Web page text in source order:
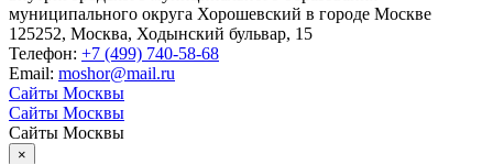
муниципального округа Хорошевский в городе Москве
125252, Москва, Ходынский бульвар, 15
Телефон: +7 (499) 740-58-68
Email: moshor@mail.ru
Сайты Москвы
Сайты Москвы
Сайты Москвы
×